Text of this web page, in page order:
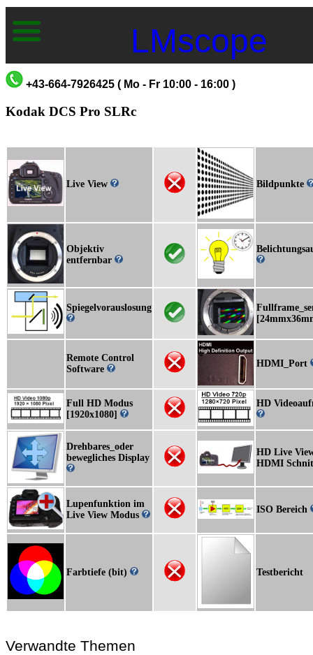
LMscope
+43-664-7926425 ( Mo - Fr 10:00 - 16:00 )
Kodak DCS Pro SLRc
Live View Bildpunkte
Objektiv
entfernbar
Spiegelvorauslosung
Remote Control
Software
HDMI_Port
Full HD Modus
[1920x1080]
HD
Drehbares_oder
bewegliches Display
HD Live
HDMI
Lupenfunktion im
Live View Modus
ISO Bereich
Farbtiefe (bit) Testbericht
Verwandte Themen